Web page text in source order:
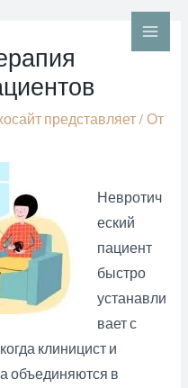
Main
представляет/ От
Невротич
еский
пациент
быстро
устанавли
вает с
клиницист и
объединяются в